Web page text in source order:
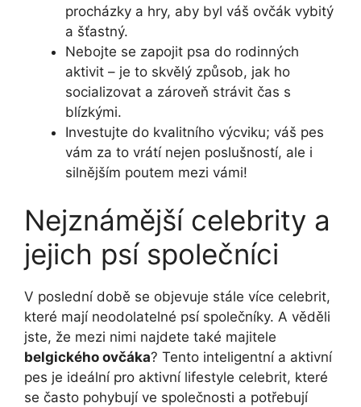
procházky a hry, aby byl‍ váš ovčák vybitý
a šťastný.
Nebojte se‌ zapojit psa do rodinných
aktivit​ – je to skvělý způsob, jak ho
socializovat a zároveň ⁣strávit⁣ čas s
⁢blízkými.
Investujte do kvalitního výcviku; váš pes
‍vám ⁣za to⁢ vrátí nejen poslušností, ale i
silnějším poutem mezi vámi!
Nejznámější celebrity a
‍jejich psí ​společníci
V ⁤poslední době se objevuje stále více ‍celebrit,
které mají neodolatelné psí společníky. A věděli⁤
jste, že mezi nimi najdete také majitele
belgického ovčáka? Tento inteligentní a aktivní
pes je ideální pro‌ aktivní lifestyle celebrit, které⁣
se často pohybují ve společnosti a potřebují